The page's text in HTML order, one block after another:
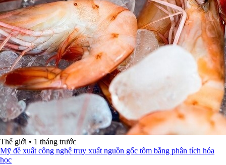
Thế giới • 1 tháng trước
Mỹ đề xuất công nghệ truy xuất nguồn gốc tôm bằng phân tích hóa
học